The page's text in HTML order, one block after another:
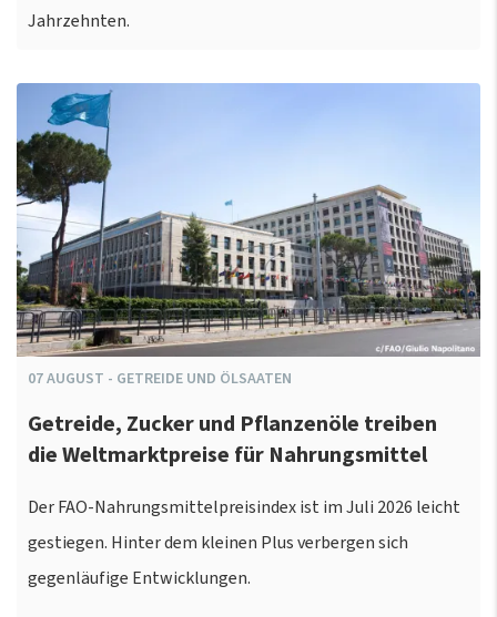
Jahrzehnten.
07AUGUST - GETREIDE UND ÖLSAATEN
Getreide, Zucker und Pflanzenöle treiben
die Weltmarktpreise für Nahrungsmittel
Der FAO-Nahrungsmittelpreisindex ist im Juli 2026 leicht
gestiegen. Hinter dem kleinen Plus verbergen sich
gegenläufige Entwicklungen.